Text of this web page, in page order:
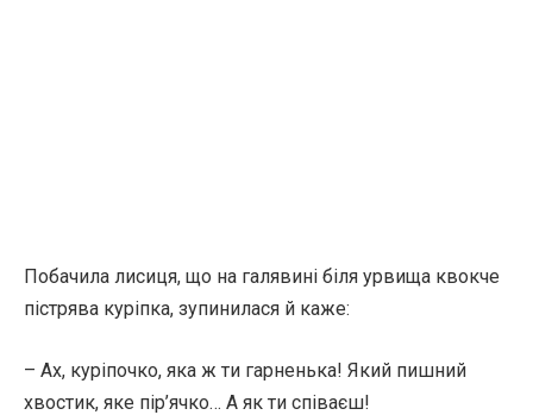
Побачила лисиця, що на галявині біля урвища квокче
пістрява куріпка, зупинилася й каже:
– Ах, куріпочко, яка ж ти гарненька! Який пишний
хвостик, яке пір’ячко… А як ти співаєш!